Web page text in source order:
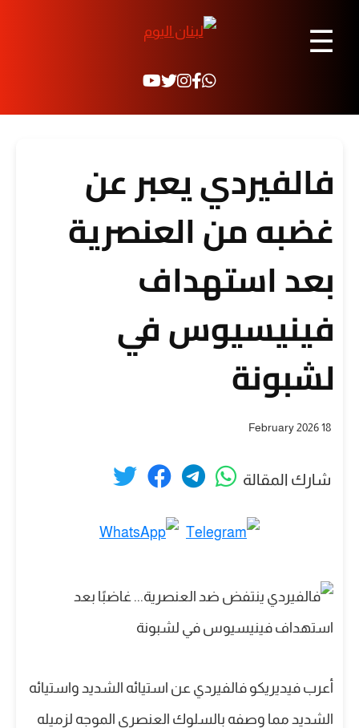
☰
فالفيردي يعبر عن
غضبه من العنصرية
بعد استهداف
فينيسيوس في
لشبونة
18 February 2026
شارك المقالة
أعرب فيديريكو فالفيردي عن استيائه الشديد واستيائه
الشديد مما وصفه بالسلوك العنصري الموجه لزميله